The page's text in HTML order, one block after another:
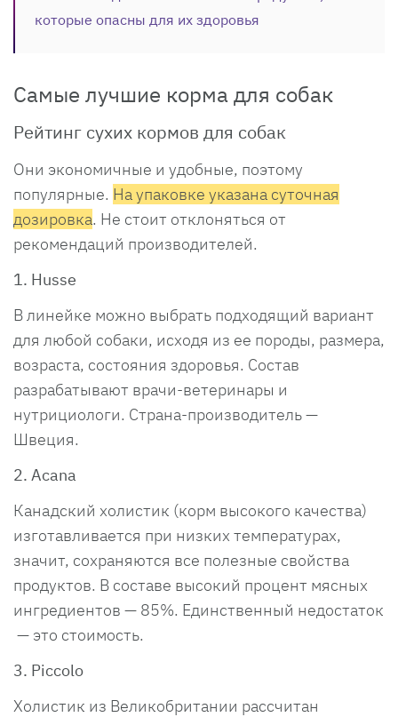
которые опасны для их здоровья
Самые лучшие корма для собак
Рейтинг сухих кормов для собак
Они экономичные и удобные, поэтому
популярные. На упаковке указана суточная
дозировка. Не стоит отклоняться от
рекомендаций производителей.
1. Husse
В линейке можно выбрать подходящий вариант
для любой собаки, исходя из ее породы, размера,
возраста, состояния здоровья. Состав
разрабатывают врачи-ветеринары и
нутрициологи. Страна-производитель —
Швеция.
2. Acana
Канадский холистик (корм высокого качества)
изготавливается при низких температурах,
значит, сохраняются все полезные свойства
продуктов. В составе высокий процент мясных
ингредиентов — 85%. Единственный недостаток
— это стоимость.
3. Piccolo
Холистик из Великобритании рассчитан